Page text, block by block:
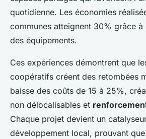
quotidienne. Les économies
communes atteignent 30% grâce à
des équipements.
Ces expériences démontrent que
coopératifs créent des retombées
baisse des coûts de 15 à 25%,
non délocalisables et
Chaque projet devient un
développement local, prouvant